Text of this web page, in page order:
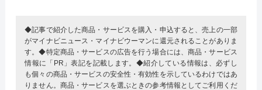
◆記事で紹介した商品・サービスを購入・申込すると、売上の一部
がマイナビニュース・マイナビウーマンに還元されることがありま
す。◆特定商品・サービスの広告を行う場合には、商品・サービス
情報に「PR」表記を記載します。◆紹介している情報は、必ずし
も個々の商品・サービスの安全性・有効性を示しているわけではあ
りません。商品・サービスを選ぶときの参考情報としてご利用くだ